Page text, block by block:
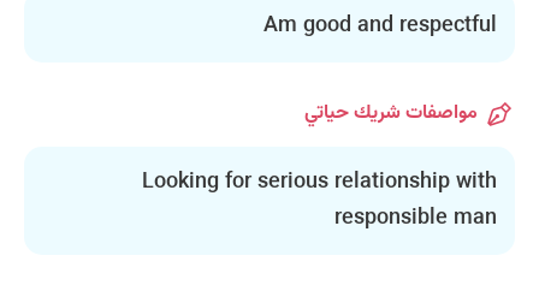
Am good and respectful
مواصفات شريك حياتي
Looking for serious relationship with
responsible man